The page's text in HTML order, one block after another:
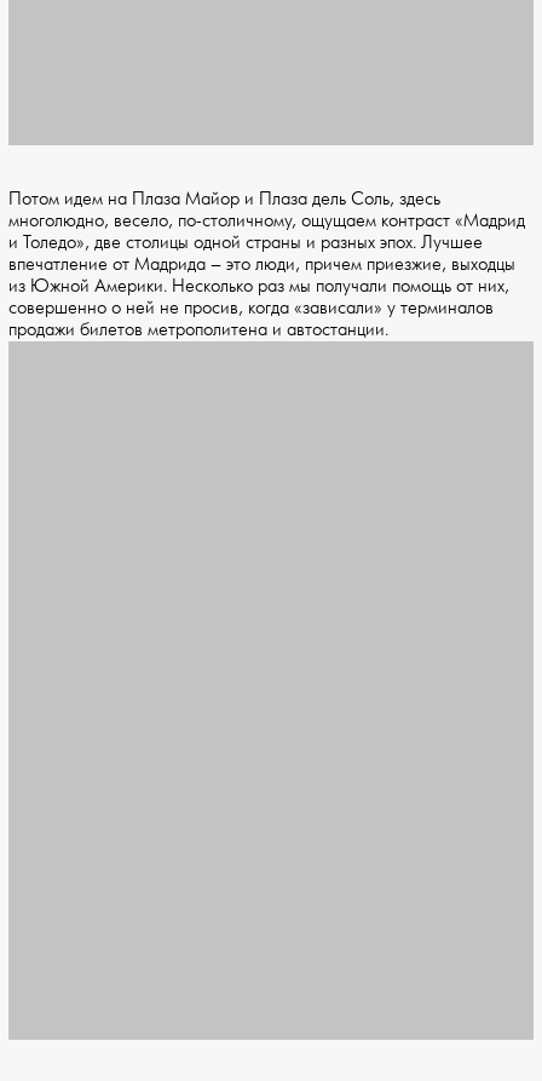
Потом идем на Плаза Майор и Плаза дель Соль, здесь
многолюдно, весело, по-столичному, ощущаем контраст «Мадрид
и Толедо», две столицы одной страны и разных эпох. Лучшее
впечатление от Мадрида – это люди, причем приезжие, выходцы
из Южной Америки. Несколько раз мы получали помощь от них,
совершенно о ней не просив, когда «зависали» у терминалов
продажи билетов метрополитена и автостанции.